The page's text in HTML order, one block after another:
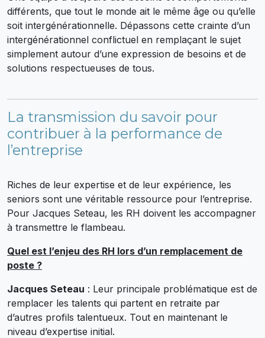
différents, que tout le monde ait le même âge ou qu’elle
soit intergénérationnelle. Dépassons cette crainte d’un
intergénérationnel conflictuel en remplaçant le sujet
simplement autour d’une expression de besoins et de
solutions respectueuses de tous.
La transmission du savoir pour
contribuer à la performance de
l’entreprise
Riches de leur expertise et de leur expérience, les
seniors sont une véritable ressource pour l’entreprise.
Pour Jacques Seteau, les RH doivent les accompagner
à transmettre le flambeau.
Quel est l’enjeu des RH lors d’un remplacement de
poste ?
Jacques Seteau : Leur principale problématique est de
remplacer les talents qui partent en retraite par
d’autres profils talentueux. Tout en maintenant le
niveau d’expertise initial.